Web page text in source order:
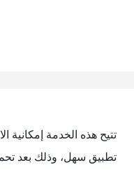
تتيح هذه الخدمة
تطبيق سهل، وذلك بعد